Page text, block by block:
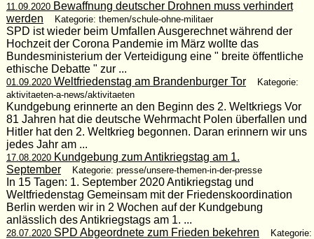
11.09.2020Bewaffnung deutscher Drohnen muss verhindert
werden
Kategorie: themen/schule-ohne-militaer
SPD ist wieder beim Umfallen Ausgerechnet während der
Hochzeit der Corona Pandemie im März wollte das
Bundesministerium der Verteidigung eine " breite öffentliche
ethische Debatte " zur ...
01.09.2020Weltfriedenstag am Brandenburger Tor
Kategorie:
aktivitaeten-a-news/aktivitaeten
Kundgebung erinnerte an den Beginn des 2. Weltkriegs Vor
81 Jahren hat die deutsche Wehrmacht Polen überfallen und
Hitler hat den 2. Weltkrieg begonnen. Daran erinnern wir uns
jedes Jahr am ...
17.08.2020Kundgebung zum Antikriegstag am 1.
September
Kategorie: presse/unsere-themen-in-der-presse
In 15 Tagen: 1. September 2020 Antikriegstag und
Weltfriedenstag Gemeinsam mit der Friedenskoordination
Berlin werden wir in 2 Wochen auf der Kundgebung
anlässlich des Antikriegstags am 1. ...
28.07.2020SPD Abgeordnete zum Frieden bekehren
Kategorie: